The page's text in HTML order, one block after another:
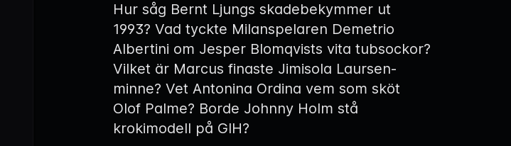
Hur såg Bernt Ljungs skadebekymmer ut
1993? Vad tyckte Milanspelaren Demetrio
Albertini om Jesper Blomqvists vita tubsockor?
Vilket är Marcus finaste Jimisola Laursen-
minne? Vet Antonina Ordina vem som sköt
Olof Palme? Borde Johnny Holm stå
krokimodell på GIH?